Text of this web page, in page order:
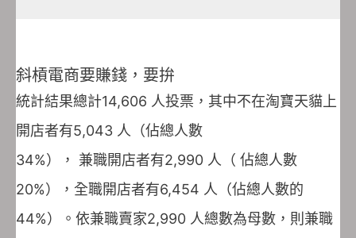
斜槓電商要賺錢，要拚
統計結果總計14,606 人投票，其中不在淘寶天貓上
開店者有5,043 人（佔總人數
34%）， 兼職開店者有2,990 人（ 佔總人數
20%），全職開店者有6,454 人（佔總人數的
44%）。依兼職賣家2,990 人總數為母數，則兼職